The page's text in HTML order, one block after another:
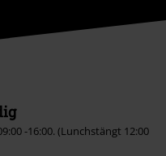
-16:00. (Lunchstängt 12:00